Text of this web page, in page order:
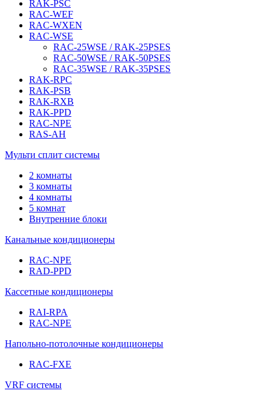
RAK-PSC
RAC-WEF
RAC-WXEN
RAC-WSE
RAC-25WSE / RAK-25PSES
RAC-50WSE / RAK-50PSES
RAC-35WSE / RAK-35PSES
RAK-RPC
RAK-PSB
RAK-RXB
RAK-PPD
RAC-NPE
RAS-AH
Мульти сплит системы
2 комнаты
3 комнаты
4 комнаты
5 комнат
Внутренние блоки
Канальные кондиционеры
RAC-NPE
RAD-PPD
Кассетные кондиционеры
RAI-RPA
RAC-NPE
Напольно-потолочные кондиционеры
RAC-FXE
VRF системы